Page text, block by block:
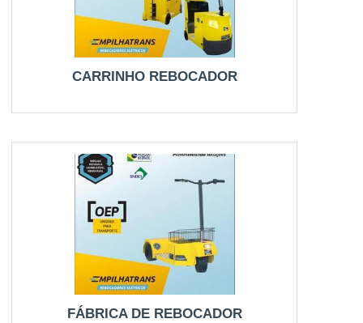
CARRINHO REBOCADOR
FÁBRICA DE REBOCADOR